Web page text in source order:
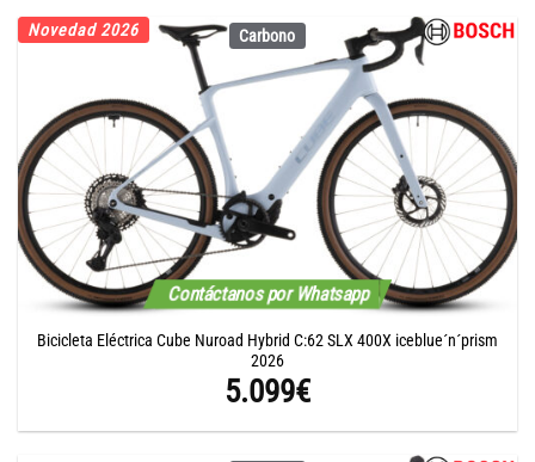
Carbono
Contáctanos por Whatsapp
Novedad 2026
Bicicleta Eléctrica Cube Nuroad Hybrid C:62 SLX 400X iceblue´n´prism
2026
5.099€